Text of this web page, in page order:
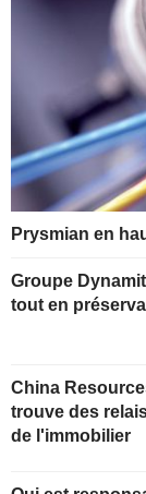
Prysmian en
Groupe
tout en
China
trouve des
de l'immobilier